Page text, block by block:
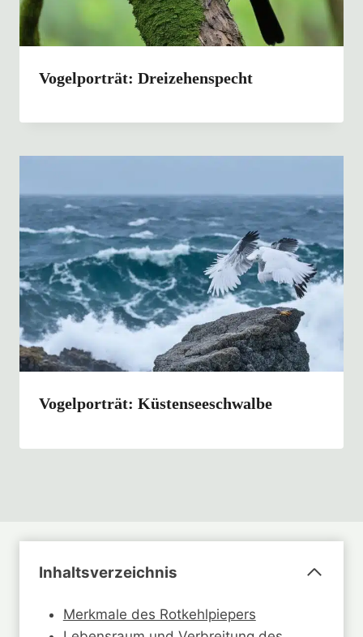
Vogelporträt: Dreizehenspecht
Vogelporträt: Küstenseeschwalbe
Inhaltsverzeichnis
Merkmale des Rotkehlpiepers